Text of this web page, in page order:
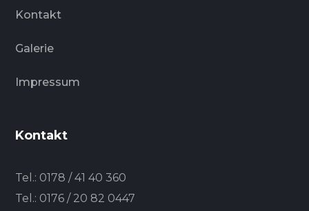
Kontakt
Galerie
Impressum
Kontakt
Tel.: 0178 / 41 40 360
Tel.: 0176 / 20 82 0447